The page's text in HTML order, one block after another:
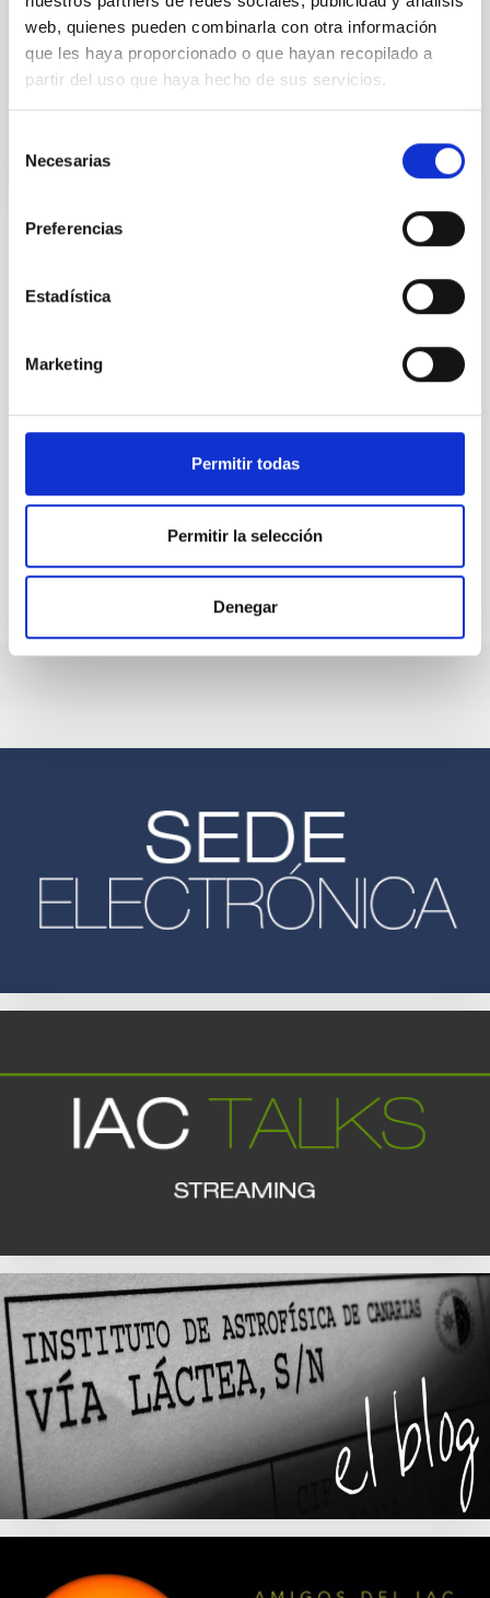
web, quienes pueden combinarla con otra información
que les haya proporcionado o que hayan recopilado a
partir del uso que haya hecho de sus servicios.
Necesarias
Preferencias
Estadística
Marketing
Permitir todas
Permitir la selección
Denegar
personal laboral fijo, de un puesto de trabajo con la
categoría profesional de Técnico/a de Taller, acogido
al Convenio y que tendrá, entre otras
estamos buscando gente
con talento.